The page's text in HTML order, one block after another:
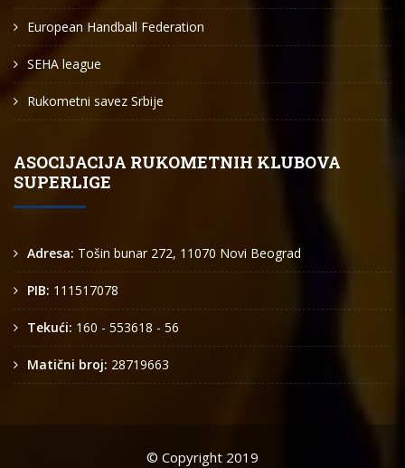
European Handball Federation
SEHA league
Rukometni savez Srbije
ASOCIJACIJA RUKOMETNIH KLUBOVA
SUPERLIGE
Adresa: Tošin bunar 272, 11070 Novi Beograd
PIB: 111517078
Tekući: 160 - 553618 - 56
Matični broj: 28719663
© Copyright 2019